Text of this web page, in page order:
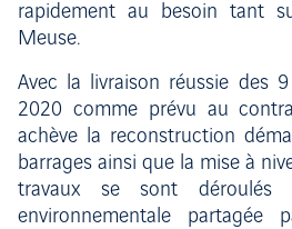
rapidement au besoin tant
Meuse.
Avec la livraison réussie des
2020 comme prévu au
achève la reconstruction
barrages ainsi que la mise à
travaux se sont déroulés
environnementale partagée